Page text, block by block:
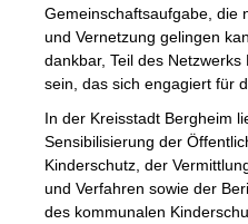
Gemeinschaftsaufgabe, die
und Vernetzung gelingen
dankbar, Teil des
sein, das sich engagiert für
In der Kreisstadt Bergheim
Sensibilisierung der
Kinderschutz, der
und Verfahren sowie der
des kommunalen